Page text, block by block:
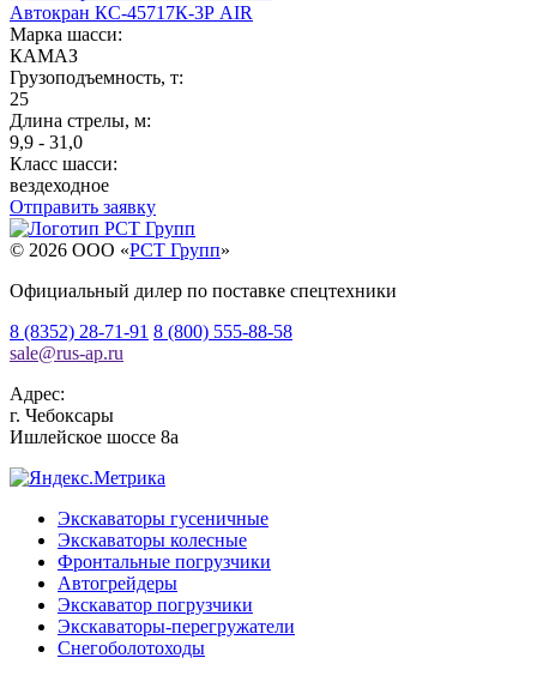
Автокран КС-45717К-3Р AIR
Марка шасси:
КАМАЗ
Грузоподъемность, т:
25
Длина стрелы, м:
9,9 - 31,0
Класс шасси:
вездеходное
Отправить заявку
© 2026 OOO «РСТ Групп»
Официальный дилер по поставке спецтехники
8 (8352) 28-71-91 8 (800) 555-88-58
sale@rus-ap.ru
Адрес:
г. Чебоксары
Ишлейское шоссе 8а
Экскаваторы гусеничные
Экскаваторы колесные
Фронтальные погрузчики
Автогрейдеры
Экскаватор погрузчики
Экскаваторы-перегружатели
Снегоболотоходы